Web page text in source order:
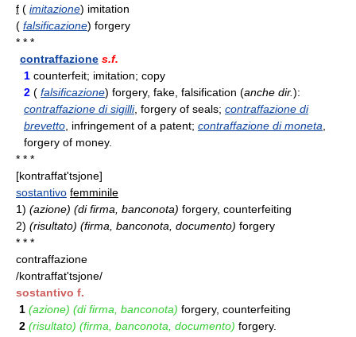
f ( imitazione) imitation
( falsificazione) forgery
* * *
contraffazione s.f.
1 counterfeit; imitation; copy
2 ( falsificazione) forgery, fake, falsification (anche dir.):
contraffazione di sigilli, forgery of seals; contraffazione di
brevetto, infringement of a patent; contraffazione di moneta,
forgery of money.
* * *
[kontraffat'tsjone]
sostantivo femminile
1) (azione) (di firma, banconota) forgery, counterfeiting
2) (risultato) (firma, banconota, documento) forgery
* * *
contraffazione
/kontraffat'tsjone/
sostantivo f.
1 (azione) (di firma, banconota) forgery, counterfeiting
2 (risultato) (firma, banconota, documento) forgery.